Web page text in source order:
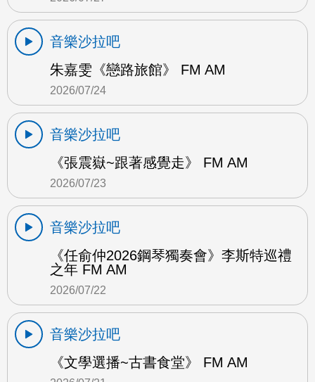
音樂沙拉吧
朱嘉雯《戀路旅館》 FM AM
2026/07/24
音樂沙拉吧
《張震嶽~跟著感覺走》 FM AM
2026/07/23
音樂沙拉吧
《任俞仲2026鋼琴獨奏會》李斯特巡禮
之年 FM AM
2026/07/22
音樂沙拉吧
《文學選播~古書食堂》 FM AM